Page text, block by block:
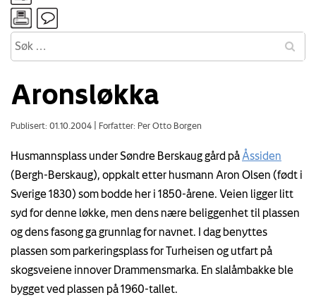
Aronsløkka
Publisert: 01.10.2004 Forfatter: Per Otto Borgen
Husmannsplass under Søndre Berskaug gård på Åssiden
(Bergh-Berskaug), oppkalt etter husmann Aron Olsen (født i
Sverige 1830) som bodde her i 1850-årene. Veien ligger litt
syd for denne løkke, men dens nære beliggenhet til plassen
og dens fasong ga grunnlag for navnet. I dag benyttes
plassen som parkeringsplass for Turheisen og utfart på
skogsveiene innover Drammensmarka. En slalåmbakke ble
bygget ved plassen på 1960-tallet.